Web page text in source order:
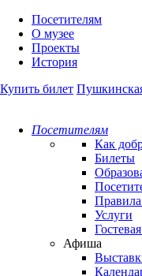
Посетителям
О музее
Проекты
История
Купить билет
Посетителям
Как
Билеты
Услуги
Афиша